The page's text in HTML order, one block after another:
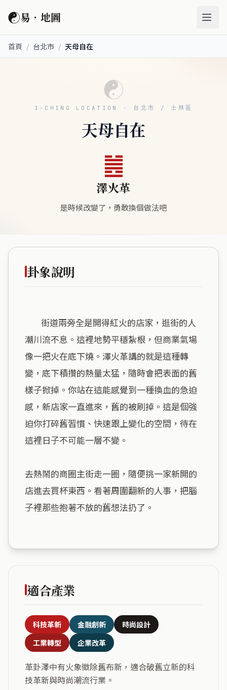
☯易．地圖
首頁 / 台北市 / 天母自在
☯
I-CHING LOCATION · 台北市 / 士林區
天母自在
䷰
澤火革
是時候改變了，勇敢換個做法吧
卦象說明
潮川流不息。這裡地勢平穩紮根，但商業氣場
像一把火在底下燒。澤火革講的就是這種轉
變，底下積攢的熱量太猛，隨時會把表面的舊
樣子掀掉。你站在這能感覺到一種換血的急迫
感，新店家一直進來，舊的被刷掉。這是個強
迫你打碎舊習慣、快速跟上變化的空間，待在
這裡日子不可能一層不變。
去熱鬧的商圈主街走一圈，隨便挑一家新開的
店進去買杯東西。看著周圍翻新的人事，把腦
子裡那些抱著不放的舊想法扔了。
適合產業
科技革新 金融創新
時尚設計
工業轉型
企業改革
革卦澤中有火象徵除舊布新，適合破舊立新的科
技革新與時尚潮流行業。